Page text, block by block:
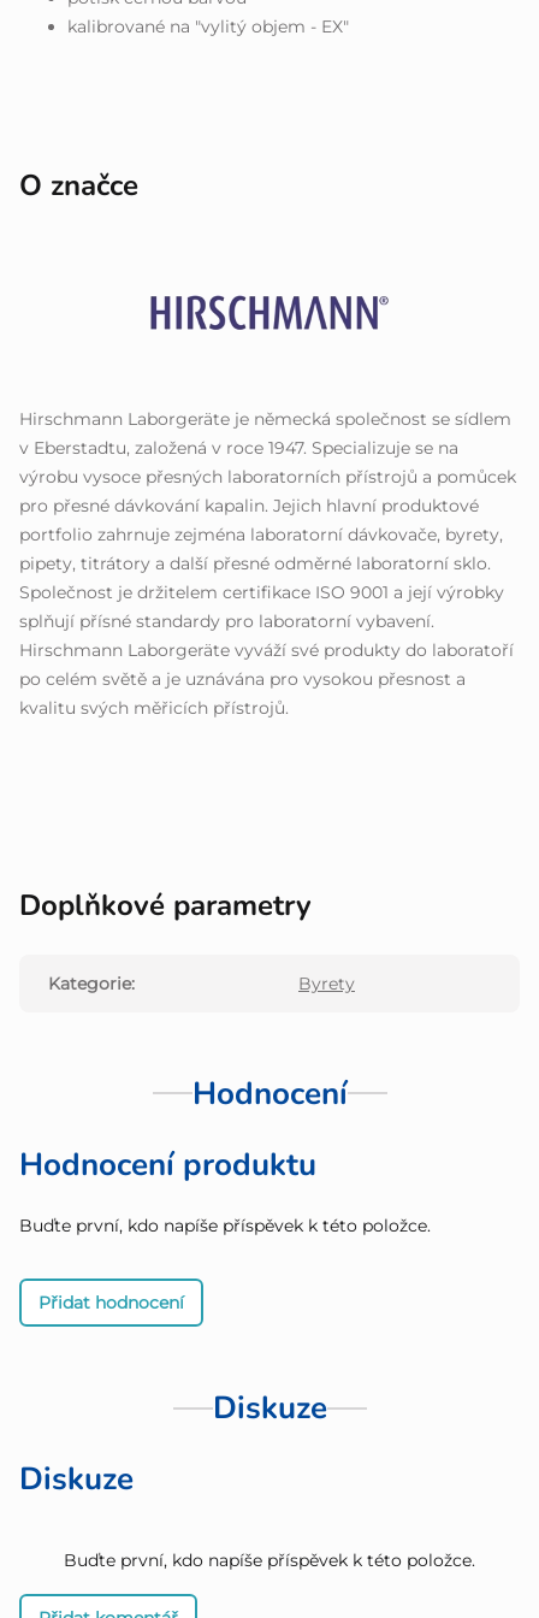
kalibrované na "vylitý objem - EX"
O značce
Hirschmann Laborgeräte je německá společnost se sídlem
v Eberstadtu, založená v roce 1947. Specializuje se na
výrobu vysoce přesných laboratorních přístrojů a pomůcek
pro přesné dávkování kapalin. Jejich hlavní produktové
portfolio zahrnuje zejména laboratorní dávkovače, byrety,
pipety, titrátory a další přesné odměrné laboratorní sklo.
Společnost je držitelem certifikace ISO 9001 a její výrobky
splňují přísné standardy pro laboratorní vybavení.
Hirschmann Laborgeräte vyváží své produkty do laboratoří
po celém světě a je uznávána pro vysokou přesnost a
kvalitu svých měřicích přístrojů.
Doplňkové parametry
Kategorie: Byrety
Hodnocení
Hodnocení produktu
Buďte první, kdo napíše příspěvek k této položce.
Přidat hodnocení
Diskuze
Diskuze
Buďte první, kdo napíše příspěvek k této položce.